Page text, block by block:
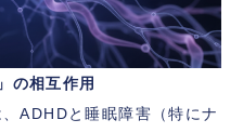
の相互作用
ADHDと睡眠障害（特にナ